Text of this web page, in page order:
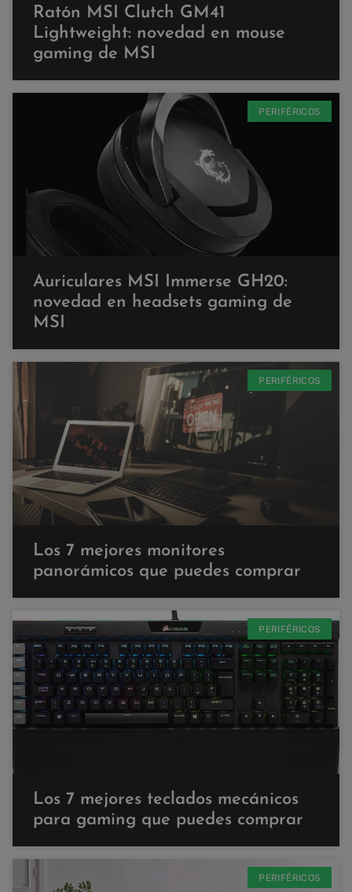
Ratón MSI Clutch GM41
Lightweight: novedad en mouse
gaming de MSI
PERIFÉRICOS
Auriculares MSI Immerse GH20:
novedad en headsets gaming de
MSI
PERIFÉRICOS
Los 7 mejores monitores
panorámicos que puedes comprar
PERIFÉRICOS
Los 7 mejores teclados mecánicos
para gaming que puedes comprar
PERIFÉRICOS